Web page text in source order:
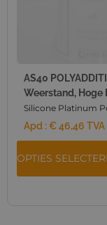
AS40
Weerstand,
Silicone Platinum
Apd :€46,46
OPTIES